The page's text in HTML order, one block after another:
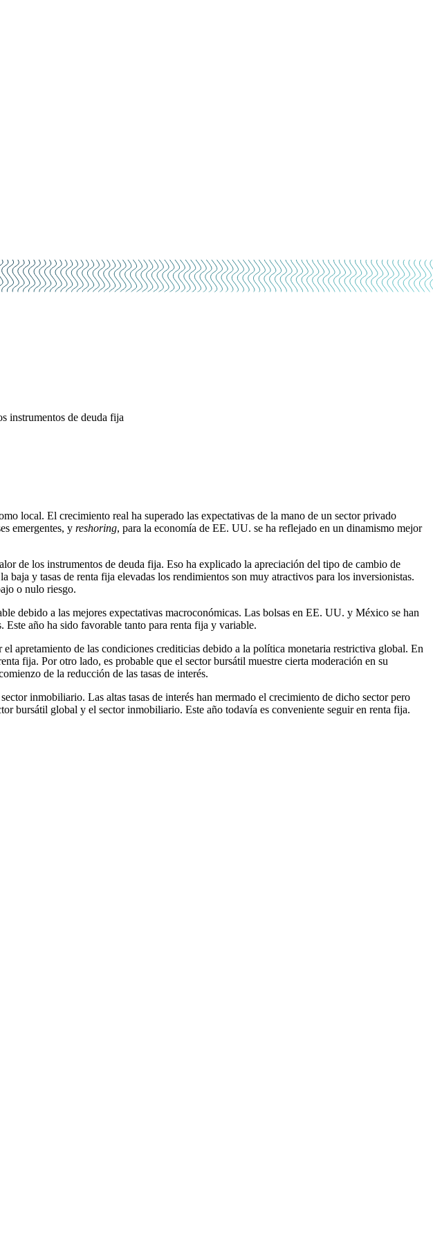
instrumentos de deuda fija
local. El crecimiento real ha superado las expectativas de la mano de un sector privado
emergentes, y reshoring, para la economía de EE. UU. se ha reflejado en un dinamismo mejor
de los instrumentos de deuda fija. Eso ha explicado la apreciación del tipo de cambio de
baja y tasas de renta fija elevadas los rendimientos son muy atractivos para los inversionistas.
o nulo riesgo.
debido a las mejores expectativas macroconómicas. Las bolsas en EE. UU. y México se han
Este año ha sido favorable tanto para renta fija y variable.
apretamiento de las condiciones crediticias debido a la política monetaria restrictiva global. En
fija. Por otro lado, es probable que el sector bursátil muestre cierta moderación en su
de la reducción de las tasas de interés.
inmobiliario. Las altas tasas de interés han mermado el crecimiento de dicho sector pero
bursátil global y el sector inmobiliario. Este año todavía es conveniente seguir en renta fija.